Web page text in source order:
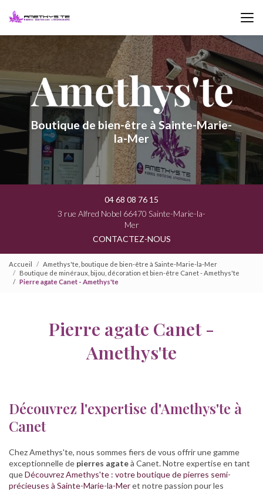
Boutique de bien-être à Sainte-Marie-
la-Mer
04 68 08 76 15
3 rue Alfred Nobel 66470 Sainte-Marie-la-
Mer
CONTACTEZ-NOUS
Accueil
Amethys'te, boutique de bien-être à Sainte-Marie-la-Mer
Boutique de minéraux, bijou, décoration et bien-être Canet - Amethys'te
Pierre agate Canet - Amethys'te
Pierre agate Canet -
Amethys'te
Découvrez l'expertise d'Amethys'te à
Canet
Chez Amethys'te, nous sommes fiers de vous offrir une gamme
exceptionnelle de pierres agateà Canet. Notre expertise en tant
queDécouvrez Amethys'te : votre boutique de pierres semi-
précieuses à Sainte-Marie-la-Meret notre passion pour les